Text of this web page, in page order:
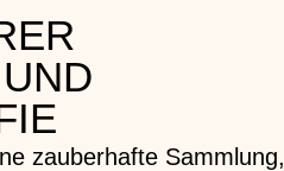
zauberhafte Sammlung,